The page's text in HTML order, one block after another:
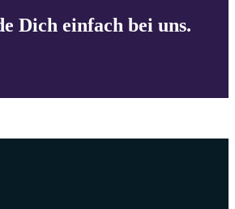
Dich einfach bei uns.